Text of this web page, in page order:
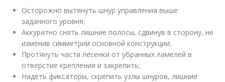
Осторожно вытянуть шнур управления выше
заданного уровня;
Аккуратно снять лишние полосы, сдвинув в сторону, не
изменив симметрии основной конструкции;
Протянуть части лесенки от убранных ламелей в
отверстие крепления и закрепить;
Надеть фиксаторы, скрепить узлы шнуров, лишние